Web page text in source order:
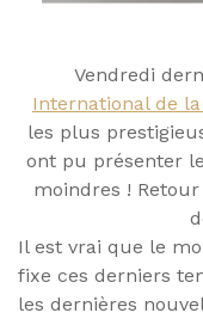
Vendredi
International de
les plus
ont pu présenter
moindres !
Il est vrai que le
fixe ces derniers
les dernières